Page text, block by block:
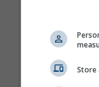
Store